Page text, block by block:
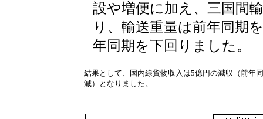
設や増便に加え、三国間
り、輸送重量は前年同期
年同期を下回りました。
結果として、国内線貨物収入は5億円の減収（前年
減）となりました。